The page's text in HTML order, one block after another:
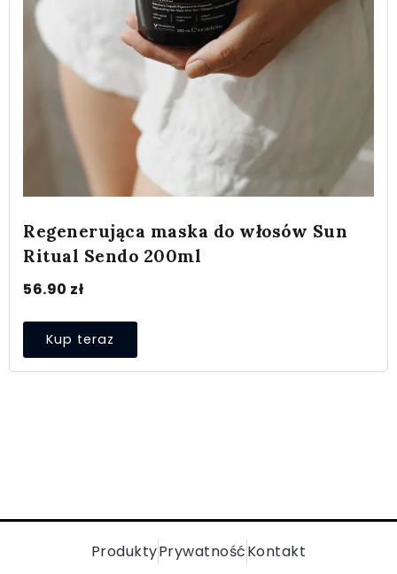
Regenerująca maska do włosów Sun
Ritual Sendo 200ml
56.90 zł
Kup teraz
ProduktyPrywatnośćKontakt